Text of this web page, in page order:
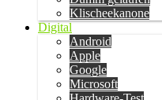
Klischeekanone
Digital
Android
Apple
Google
Microsoft